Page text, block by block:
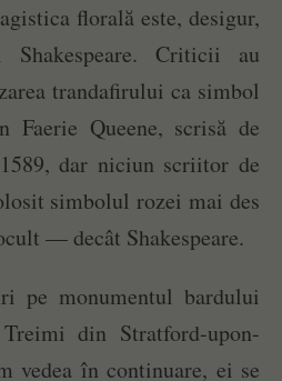
florală este, desigur,
Criticii au
trandafirului ca simbol
Faerie Queene, scrisă de
dar niciun scriitor de
simbolul rozei mai des
— decât Shakespeare.
pe monumentul bardului
din Stratford-upon-
vedea în continuare, ei se